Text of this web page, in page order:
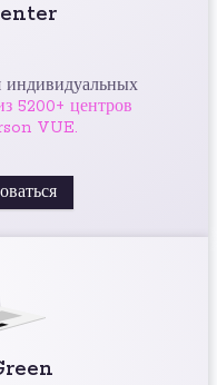
индивидуальных
5200+ центров
VUE.